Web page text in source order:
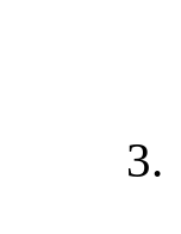
3.